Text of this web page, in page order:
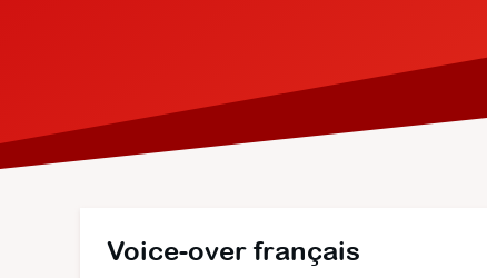
Voice-over français